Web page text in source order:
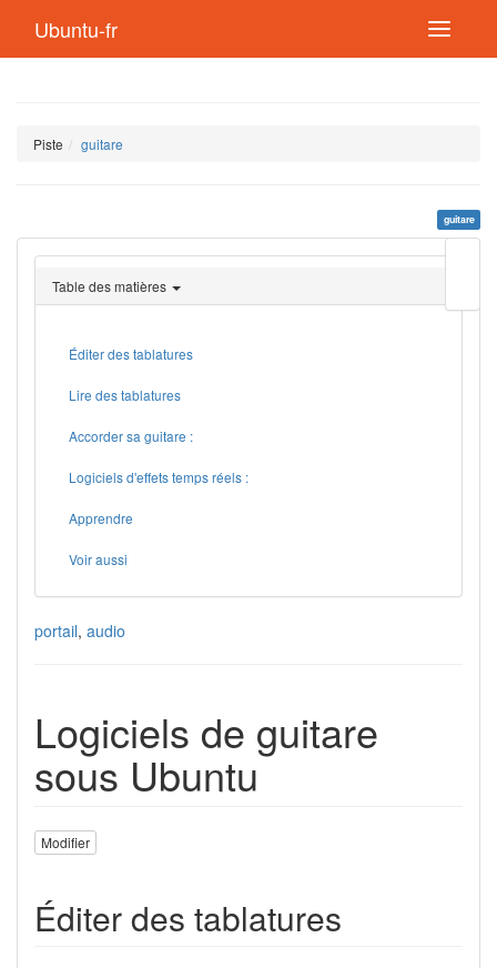
Ubuntu-fr
Piste guitare
guitare
page
Table des matières
Éditer des tablatures
Lire des tablatures
Accorder sa guitare :
Logiciels d'effets temps réels :
Apprendre
Voir aussi
portail, audio
Logiciels de guitare
sous Ubuntu
Modifier
Éditer des tablatures